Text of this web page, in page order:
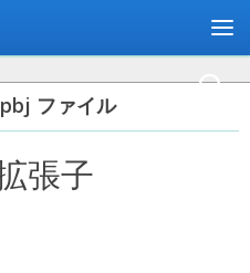
ファイル
張子